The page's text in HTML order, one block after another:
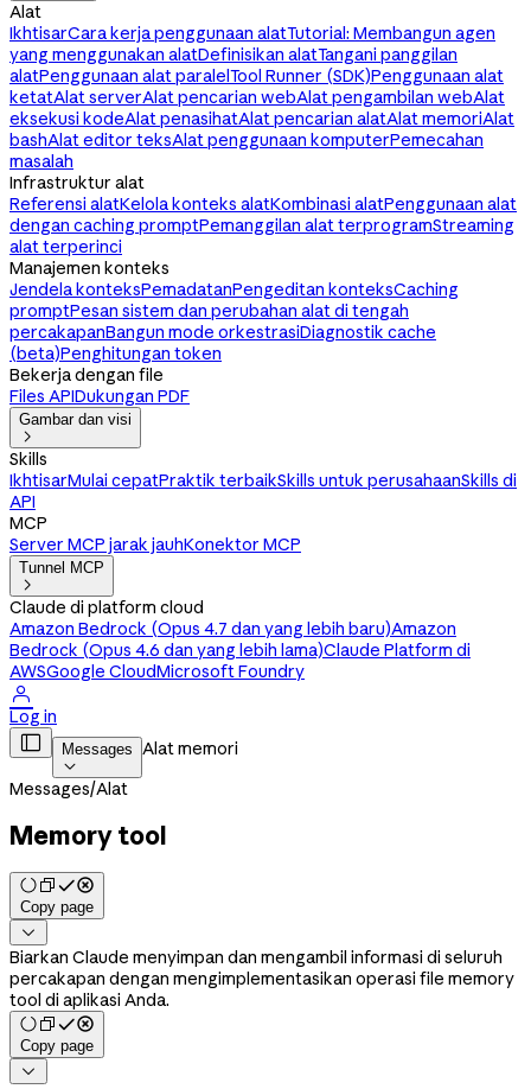
Alat
IkhtisarCara kerja penggunaan alatTutorial: Membangun agen
yang menggunakan alatDefinisikan alatTangani panggilan
alatPenggunaan alat paralelTool Runner (SDK)Penggunaan alat
ketatAlat serverAlat pencarian webAlat pengambilan webAlat
eksekusi kodeAlat penasihatAlat pencarian alatAlat memoriAlat
bashAlat editor teksAlat penggunaan komputerPemecahan
masalah
Infrastruktur alat
Referensi alatKelola konteks alatKombinasi alatPenggunaan alat
dengan caching promptPemanggilan alat terprogramStreaming
alat terperinci
Manajemen konteks
Jendela konteksPemadatanPengeditan konteksCaching
promptPesan sistem dan perubahan alat di tengah
percakapanBangun mode orkestrasiDiagnostik cache
(beta)Penghitungan token
Bekerja dengan file
Files APIDukungan PDF
Gambar dan visi

Skills
IkhtisarMulai cepatPraktik terbaikSkills untuk perusahaanSkills di
API
MCP
Server MCP jarak jauhKonektor MCP
Tunnel MCP

Claude di platform cloud
Amazon Bedrock (Opus 4.7 dan yang lebih baru)Amazon
Bedrock (Opus 4.6 dan yang lebih lama)Claude Platform di
AWSGoogle CloudMicrosoft Foundry

Log in
 Messages

Alat memori
Messages/Alat
Memory tool
Copy page

Biarkan Claude menyimpan dan mengambil informasi di seluruh
percakapan dengan mengimplementasikan operasi file memory
tool di aplikasi Anda.
Copy page
